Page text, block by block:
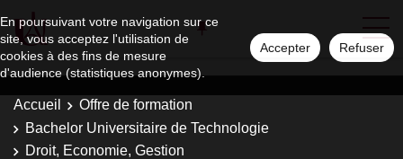
En poursuivant votre navigation sur ce
site, vous acceptez l'utilisation de
cookies à des fins de mesure
d'audience (statistiques anonymes).
Accepter Refuser
Accueil
Offre de formation
Bachelor Universitaire de Technologie
Droit, Economie, Gestion